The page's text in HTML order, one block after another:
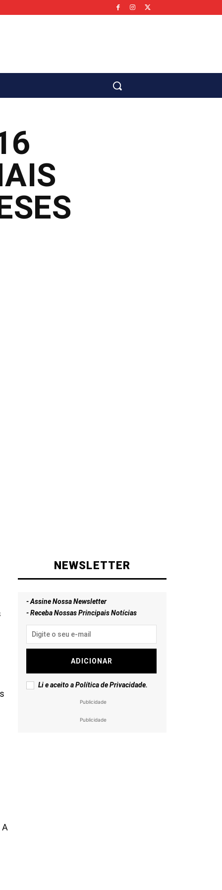
NEWSLETTER
- Assine Nossa Newsletter
- Receba Nossas Principais Notícias
ADICIONAR
Li e aceito aPolítica de Privacidade.
Publicidade
Publicidade